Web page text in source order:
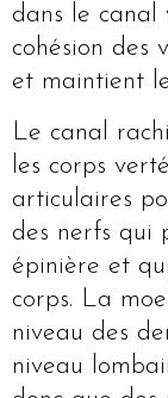
dans le
cohésion des
et maintient
Le canal
les corps
articulaires
des nerfs qui
épinière et
corps. La
niveau des
niveau